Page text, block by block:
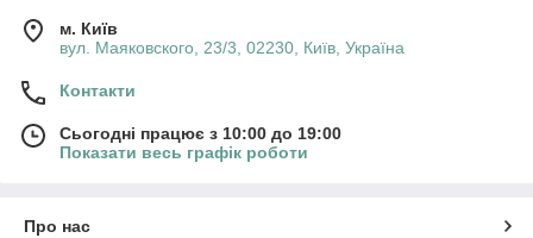
м. Київ
вул. Маяковского, 23/3, 02230, Київ, Україна
Контакти
Сьогодні працює з 10:00 до 19:00
Показати весь графік роботи
Про нас